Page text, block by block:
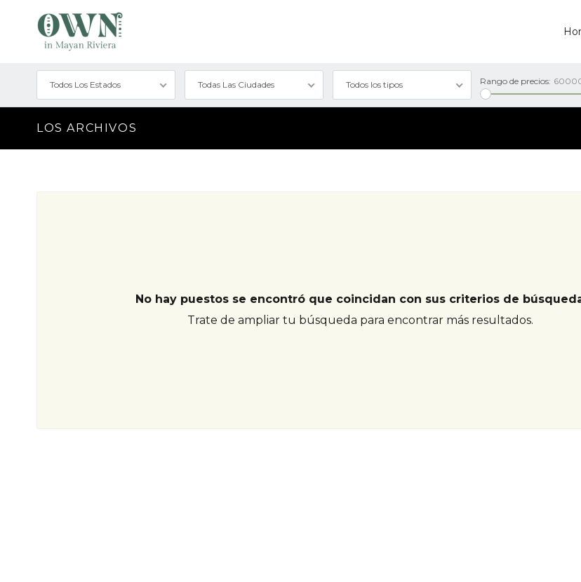
Todos Los Estados Todas Las Ciudades Todos los tipos Rango de precios:
LOS ARCHIVOS
No hay puestos se encontró que coincidan con sus criterios de
Trate de ampliar tu búsqueda para encontrar más resultados.